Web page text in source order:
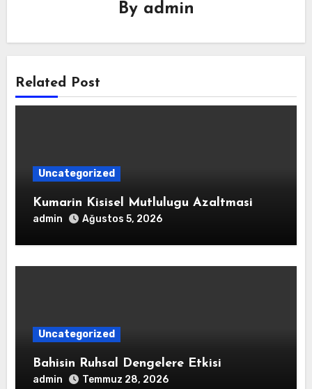
By admin
Related Post
Uncategorized
Kumarin Kisisel Mutlulugu Azaltmasi
admin Ağustos 5, 2026
Uncategorized
Bahisin Ruhsal Dengelere Etkisi
admin Temmuz 28, 2026